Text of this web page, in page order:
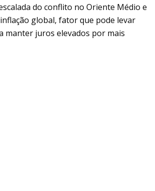
do conflito no Oriente Médio e
global, fator que pode levar
manter juros elevados por mais